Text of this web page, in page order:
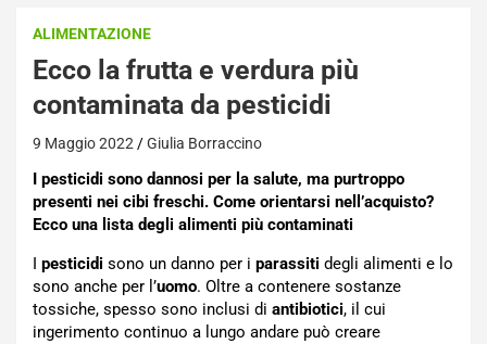
ALIMENTAZIONE
Ecco la frutta e verdura più
contaminata da pesticidi
9 Maggio 2022 Giulia Borraccino
I pesticidi sono dannosi per la salute, ma purtroppo
presenti nei cibi freschi. Come orientarsi nell’acquisto?
Ecco una lista degli alimenti più contaminati
I pesticidi sono un danno per i parassiti degli alimenti e lo
sono anche per l’uomo. Oltre a contenere sostanze
tossiche, spesso sono inclusi di antibiotici, il cui
ingerimento continuo a lungo andare può creare